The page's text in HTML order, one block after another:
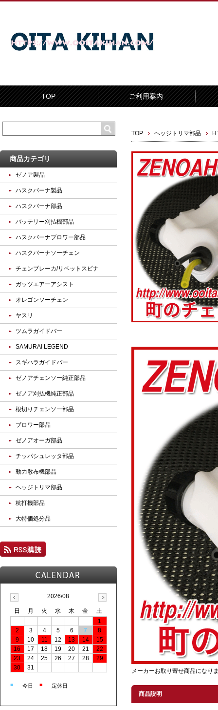
TOP ご利用案内
TOP ヘッジトリマ部品
メーカーお取り寄せ商品になり
商品説明
商品カテゴリ
ゼノア製品
ハスクバーナ製品
ハスクバーナ部品
バッテリー刈払機部品
ハスクバーナブロワー部品
ハスクバーナソーチェン
チェンブレーカ/リベットスピナ
ガッツエアーアシスト
オレゴンソーチェン
ヤスリ
ツムラガイドバー
SAMURAI LEGEND
スギハラガイドバー
ゼノアチェンソー純正部品
ゼノア刈払機純正部品
根切りチェンソー部品
ブロワー部品
ゼノアオーガ部品
チッパシュレッタ部品
動力散布機部品
ヘッジトリマ部品
杭打機部品
大特価処分品
2026/08
日 月 火 水 木 金
土
1
2
3 4 5 6 7
8
9
10 11 12 13 14
15
16
17 18 19 20 21
22
23
24 25 26 27 28
29
30
31
■ 今日 ■ 定休日